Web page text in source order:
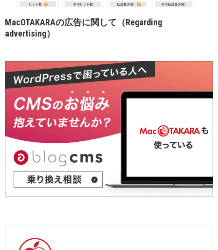
MacOTAKARAの広告に関して（Regarding
advertising）